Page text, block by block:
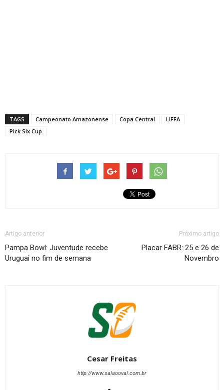
TAGS Campeonato Amazonense Copa Central
LiFFA
Pick Six Cup
Artigo anterior
Pampa Bowl: Juventude recebe
Uruguai no fim de semana
Próximo artigo
Placar FABR: 25 e 26 de
Novembro
Cesar Freitas
http://www.salaooval.com.br